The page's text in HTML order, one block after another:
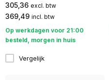
305,36 excl. btw
369,49 incl. btw
Op werkdagen voor 21:00
besteld, morgen in huis
Vergelijk